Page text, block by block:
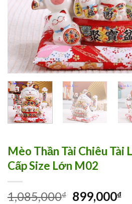
Mèo Thần Tài Chiêu Tài
Cấp Size Lớn M02
1,085,000₫ 899,000₫